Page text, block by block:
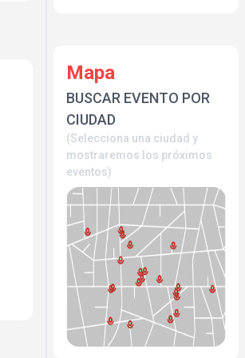
Mapa
BUSCAR EVENTO POR
CIUDAD
(Selecciona una ciudad y
mostraremos los próximos
eventos)